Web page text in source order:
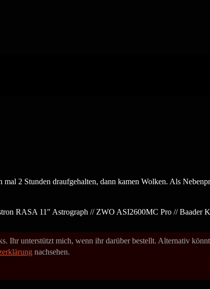
2 Stunden draufgehalten, dann kamen Wolken. Als
RASA 11″ Astrograph // ZWO ASI2600MC Pro // Baader
Ihr unterstützt mich, wenn ihr darüber bestellt. Alternativ
nachsehen.